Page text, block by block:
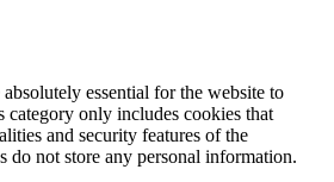
essential for the website to
only includes cookies that
and security features of the
do not store any personal information.